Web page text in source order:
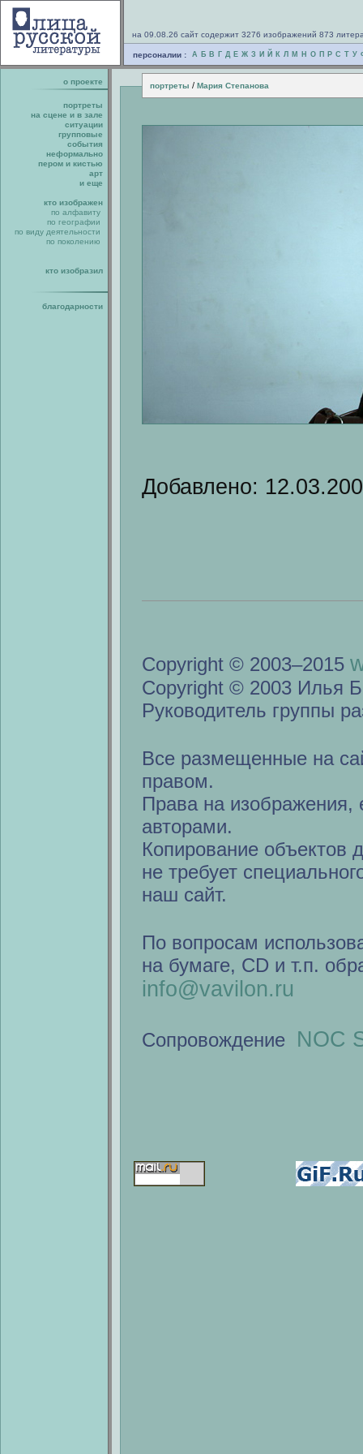
на 09.08.26 сайт содержит 3276 изображений 873
персоналии : А Б В Г Д Е Ж З И Й К Л М Н О П Р С Т У
о проекте портреты / Мария Степанова
портреты
на сцене и в зале
ситуации
групповые
события
неформально
пером и кистью
арт
и еще
кто изображен
по алфавиту
по географии
по виду деятельности
по поколению
кто изобразил
благодарности
Добавлено:
Copyright © 2003–2015
Copyright © 2003 Илья
Руководитель группы
Все размещенные на
правом.
Права на изображения,
авторами.
Копирование объектов
не требует
наш сайт.
По вопросам
на бумаге, CD и т.п.
info@vavilon.ru
Сопровождение NOC